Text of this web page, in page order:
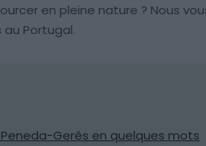
en pleine nature ? Nous
Portugal.
Gerês en quelques mots